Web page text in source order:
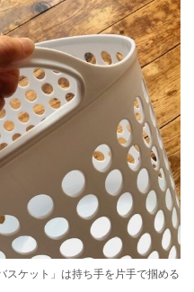
スケット」は持ち手を片手で掴める